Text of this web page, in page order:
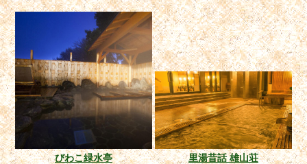
びわこ緑水亭 里湯昔話 雄山荘